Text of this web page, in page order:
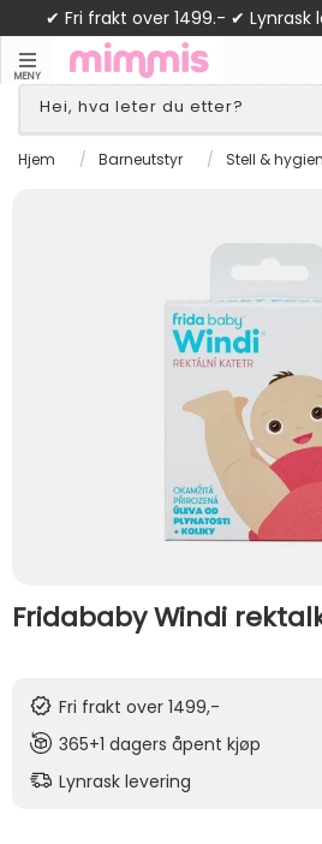
✔ Fri frakt over 1499.- ✔ Lynrask
MENY
Hjem / Barneutstyr / Stell &
Fridababy Windi
Fri frakt over 1499,-
365+1 dagers åpent kjøp
Lynrask levering